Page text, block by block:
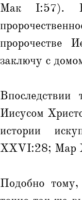
Мак I:57).
пророчестве
заключу с
Иисусом
истории
XXVI:28; Мар
Подобно тому,